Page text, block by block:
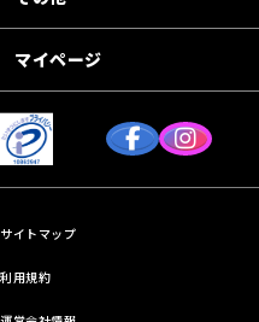
マイページ
サイトマップ
利用規約